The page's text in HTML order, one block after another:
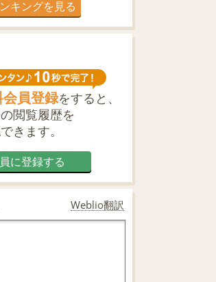
キングを見る
員登録をすると、
閲覧履歴を
きます。
に登録する
Weblio翻訳